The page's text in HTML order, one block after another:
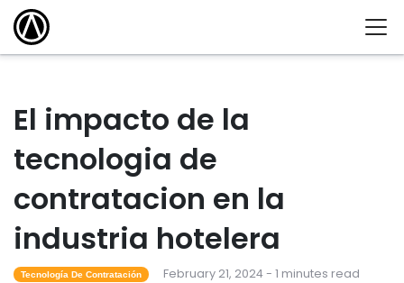
El impacto de la
tecnologia de
contratacion en la
industria hotelera
Tecnología De Contratación February 21, 2024 - 1 minutes read